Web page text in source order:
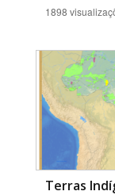
1898
Terras